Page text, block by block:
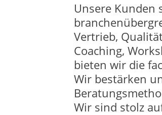
Unsere Kunden
Vertrieb,
Coaching,
bieten wir die
Wir bestärken
Wir sind stolz